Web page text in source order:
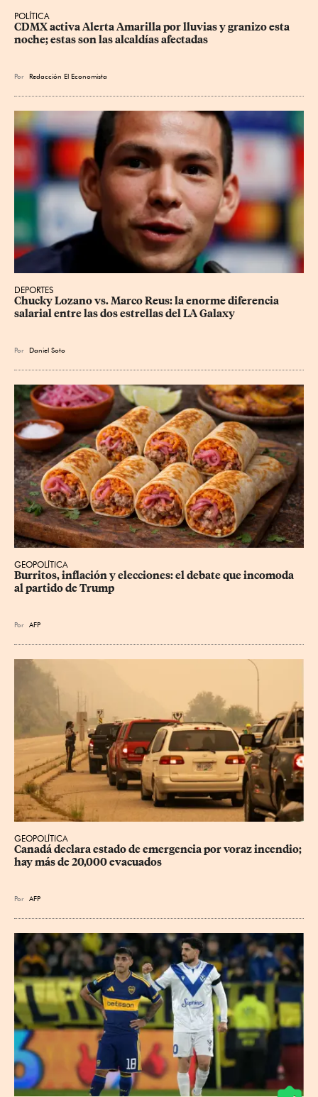
POLÍTICA
CDMX activa Alerta Amarilla por lluvias y granizo esta
noche; estas son las alcaldías afectadas
Por Redacción El Economista
DEPORTES
Chucky Lozano vs. Marco Reus: la enorme diferencia
salarial entre las dos estrellas del LA Galaxy
Por Daniel Soto
GEOPOLÍTICA
Burritos, inflación y elecciones: el debate que incomoda
al partido de Trump
Por AFP
GEOPOLÍTICA
Canadá declara estado de emergencia por voraz incendio;
hay más de 20,000 evacuados
Por AFP